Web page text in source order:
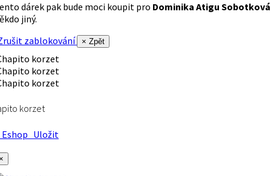
dárek pak bude moci koupit pro Dominika Atigu Sobotková
jiný.
zablokování
× Zpět
korzet
Uložit